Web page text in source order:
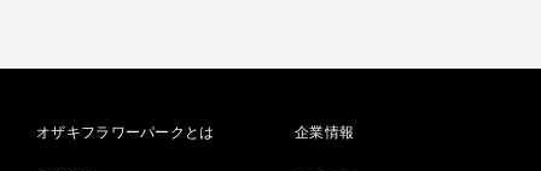
オザキフラワーパークとは 企業情報